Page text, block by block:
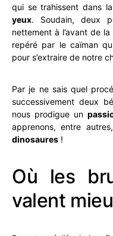
qui se trahissent dans
yeux. Soudain, deux
nettement à l’avant de
repéré par le caïman
pour s’extraire de notre
Par je ne sais quel
successivement deux
nous prodigue un
apprenons, entre
dinosaures !
Où les
valent